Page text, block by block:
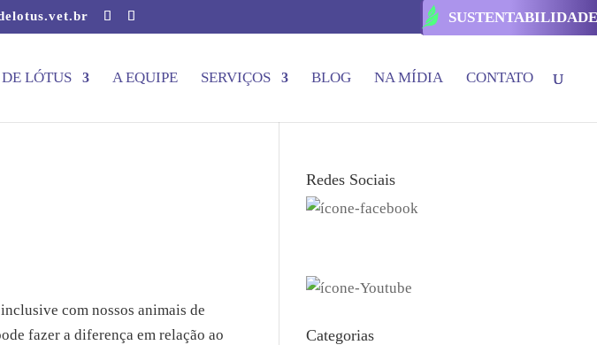
LÓTUS A EQUIPE SERVIÇOS BLOG NA MÍDIA CONTATO
com nossos animais de
fazer a diferença em relação ao
Redes Sociais
Categorias
SUSTENTABILIDADE